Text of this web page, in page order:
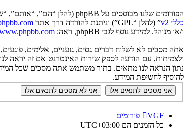
הפורומים שלנו מבוססים על phpBB (להלן “הם”, “אותם”, “שלהם”, “מערכת phpBB”, “www.phpbb.co.il”, “קבוצת phpBB”, “צוות phpBB הישראלי”) אשר הינה מערכת בולטיין המשוחררת תחת הסכם “
כללי v2
” (להלן “GPL”) וניתנת להורדה דרך אתר
ו/או מנוהל. למידע נוסף לגבי phpBB, ראה:
אתה מסכים לא לשלוח דברים גסים, גזעניים, אלימים,
להוסיף לחשיפת המידע.
VGF
פורומים
כל הזמנים הם UTC+03:00